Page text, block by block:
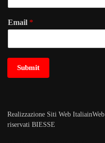
Email *
Submit
Realizzazione Siti Web ItaliainWeb
riservati BIESSE